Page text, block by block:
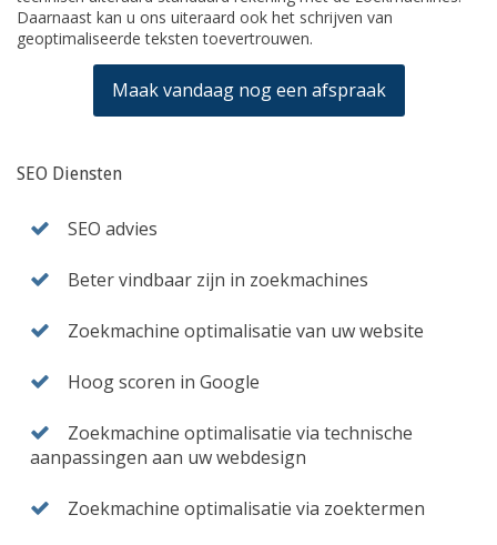
Daarnaast kan u ons uiteraard ook het schrijven van
geoptimaliseerde teksten toevertrouwen.
Maak vandaag nog een afspraak
SEO Diensten
SEO advies
Beter vindbaar zijn in zoekmachines
Zoekmachine optimalisatie van uw website
Hoog scoren in Google
Zoekmachine optimalisatie via technische
aanpassingen aan uw webdesign
Zoekmachine optimalisatie via zoektermen